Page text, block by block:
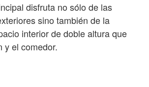
disfruta no sólo de las
sino también de la
interior de doble altura que
y el comedor.